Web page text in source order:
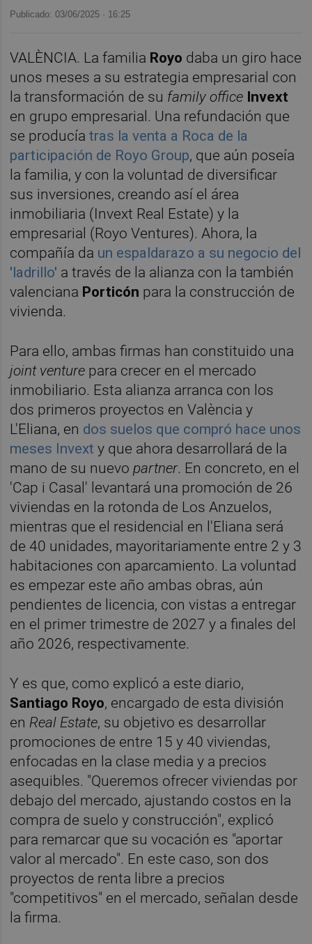
Publicado: 03/06/2025 · 16:25
VALÈNCIA. La familia Royo daba un giro hace
unos meses a su estrategia empresarial con
la transformación de su family office Invext
en grupo empresarial. Una refundación que
se producíatras la venta a Roca de la
participación de Royo Group, que aún poseía
la familia, y con la voluntad de diversificar
sus inversiones, creando así el área
inmobiliaria (Invext Real Estate) y la
empresarial (Royo Ventures). Ahora, la
compañía da un espaldarazo a su negocio del
'ladrillo' a través de la alianza con la también
valenciana Porticón para la construcción de
vivienda.
Para ello, ambas firmas han constituido una
joint venture para crecer en el mercado
inmobiliario. Esta alianza arranca con los
dos primeros proyectos en València y
L'Eliana, en dos suelos que compró hace unos
meses Invext y que ahora desarrollará de la
mano de su nuevopartner. En concreto, en el
'Cap i Casal' levantará una promoción de 26
viviendas en la rotonda de Los Anzuelos,
mientras que el residencial en l'Eliana será
de 40 unidades, mayoritariamente entre 2 y 3
habitaciones con aparcamiento. La voluntad
es empezar este año ambas obras, aún
pendientes de licencia, con vistas a entregar
en el primer trimestre de 2027 y a finales del
año 2026, respectivamente.
Y es que, como explicó a este diario,
Santiago Royo, encargado de esta división
en Real Estate, su objetivo es desarrollar
promociones de entre 15 y 40 viviendas,
enfocadas en la clase media y a precios
asequibles. "Queremos ofrecer viviendas por
debajo del mercado, ajustando costos en la
compra de suelo y construcción", explicó
para remarcar que su vocación es "aportar
valor al mercado". En este caso, son dos
proyectos de renta libre a precios
"competitivos" en el mercado, señalan desde
la firma.